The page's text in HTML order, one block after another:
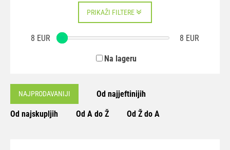
PRIKAŽI FILTERE
8 EUR 8 EUR
Na lageru
NAJPRODAVANIJI Od najjeftinijih
Od najskupljih Od A do Ž Od Ž do A